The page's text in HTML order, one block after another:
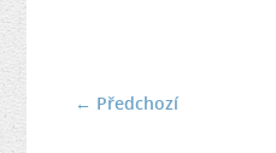
← Předchozí